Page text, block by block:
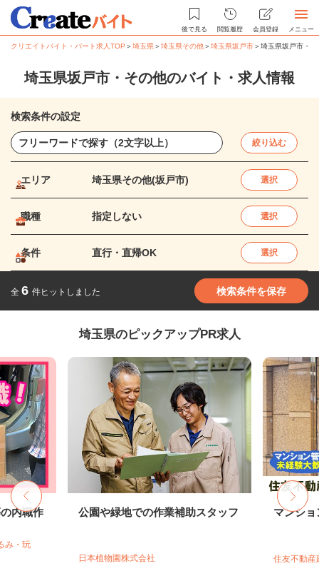
後で見る 閲覧履歴 会員登録 メニュー
クリエイトバイト・パート求人TOP ＞埼玉県＞埼玉県その他＞埼玉県坂戸市＞埼玉県坂戸市・
埼玉県坂戸市・その他のバイト・求人情報
検索条件の設定
絞り込む
エリア 埼玉県その他(坂戸市) 選択
職種 指定しない 選択
条件 直行・直帰OK 選択
全 6 件ヒットしました 検索条件を保存
埼玉県のピックアップPR求人
内職作
み・玩
公園や緑地での作業補助スタッフ
日本植物園株式会社
マンシ
住友不動産